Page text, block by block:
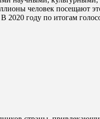
человек посещают
году по итогам